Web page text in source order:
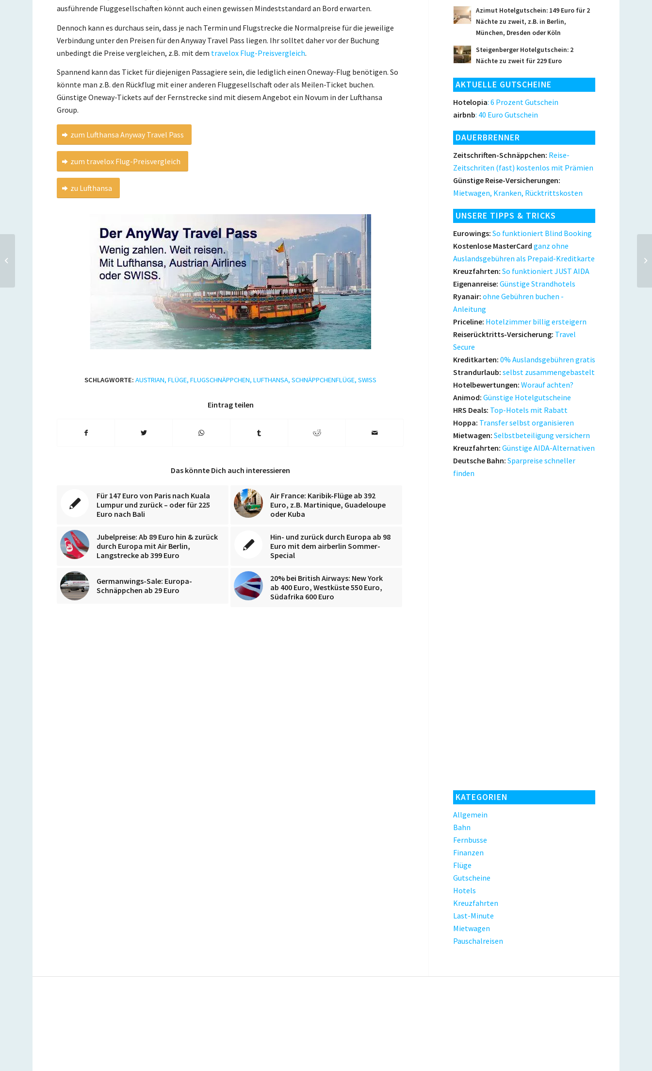
ausführende Fluggesellschaften könnt auch einen gewissen Mindeststandard an Bord erwarten.
Dennoch kann es durchaus sein, dass je nach Termin und Flugstrecke die Normalpreise für die jeweilige
Verbindung unter den Preisen für den Anyway Travel Pass liegen. Ihr solltet daher vor der Buchung
unbedingt die Preise vergleichen, z.B. mit dem travelox Flug-Preisvergleich.
Spannend kann das Ticket für diejenigen Passagiere sein, die lediglich einen Oneway-Flug benötigen. So
könnte man z.B. den Rückflug mit einer anderen Fluggesellschaft oder als Meilen-Ticket buchen.
Günstige Oneway-Tickets auf der Fernstrecke sind mit diesem Angebot ein Novum in der Lufthansa
Group.
zum Lufthansa Anyway Travel Pass
zum travelox Flug-Preisvergleich
zu Lufthansa
SCHLAGWORTE: AUSTRIAN, FLÜGE, FLUGSCHNÄPPCHEN, LUFTHANSA, SCHNÄPPCHENFLÜGE, SWISS
Eintrag teilen
Das könnte Dich auch interessieren
Für 147 Euro von Paris nach Kuala
Lumpur und zurück – oder für 225
Euro nach Bali
Air France: Karibik-Flüge ab 392
Euro, z.B. Martinique, Guadeloupe
oder Kuba
Jubelpreise: Ab 89 Euro hin & zurück
durch Europa mit Air Berlin,
Langstrecke ab 399 Euro
Hin- und zurück durch Europa ab 98
Euro mit dem airberlin Sommer-
Special
Germanwings-Sale: Europa-
Schnäppchen ab 29 Euro
20% bei British Airways: New York
ab 400 Euro, Westküste 550 Euro,
Südafrika 600 Euro
Azimut Hotelgutschein: 149 Euro für 2
Nächte zu zweit, z.B. in Berlin,
München, Dresden oder Köln
Steigenberger Hotelgutschein: 2
Nächte zu zweit für 229 Euro
AKTUELLE GUTSCHEINE
Hotelopia: 6 Prozent Gutschein
airbnb: 40 Euro Gutschein
DAUERBRENNER
Zeitschriften-Schnäppchen: Reise-
Zeitschriten (fast) kostenlos mit Prämien
Günstige Reise-Versicherungen:
Mietwagen, Kranken, Rücktrittskosten
UNSERE TIPPS & TRICKS
Eurowings: So funktioniert Blind Booking
Kostenlose MasterCard ganz ohne
Auslandsgebühren als Prepaid-Kreditkarte
Kreuzfahrten: So funktioniert JUST AIDA
Eigenanreise: Günstige Strandhotels
Ryanair: ohne Gebühren buchen -
Anleitung
Priceline: Hotelzimmer billig ersteigern
Reiserücktritts-Versicherung: Travel
Secure
Kreditkarten: 0% Auslandsgebühren gratis
Strandurlaub: selbst zusammengebastelt
Hotelbewertungen: Worauf achten?
Animod: Günstige Hotelgutscheine
HRS Deals: Top-Hotels mit Rabatt
Hoppa: Transfer selbst organisieren
Mietwagen: Selbstbeteiligung versichern
Kreuzfahrten: Günstige AIDA-Alternativen
Deutsche Bahn: Sparpreise schneller
finden
KATEGORIEN
Allgemein
Bahn
Fernbusse
Finanzen
Flüge
Gutscheine
Hotels
Kreuzfahrten
Last-Minute
Mietwagen
Pauschalreisen